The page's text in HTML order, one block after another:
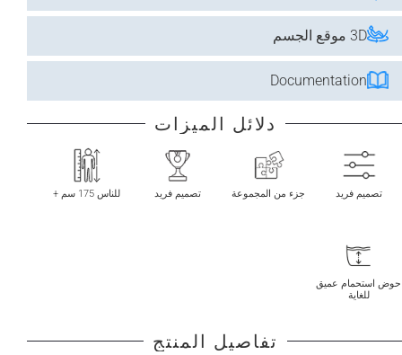
3D موقع الجسم
Documentation
دلائل الميزات
تصميم فريد جزء من المجموعة تصميم فريد للناس 175 سم +
حوض استحمام عميق
للغاية
تفاصيل المنتج